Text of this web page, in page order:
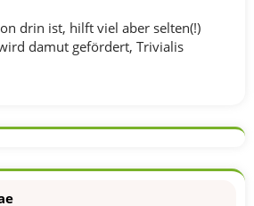
drin ist, hilft viel aber selten(!)
damut gefördert, Trivialis